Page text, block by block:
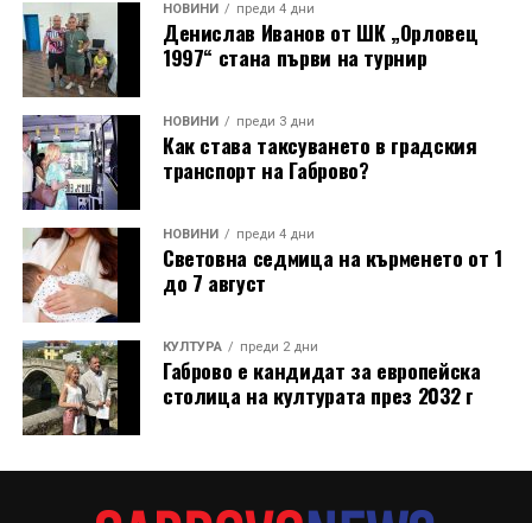
НОВИНИ преди 4 дни
Денислав Иванов от ШК „Орловец
1997“ стана първи на турнир
НОВИНИ преди 3 дни
Как става таксуването в градския
транспорт на Габрово?
НОВИНИ преди 4 дни
Световна седмица на кърменето от 1
до 7 август
КУЛТУРА преди 2 дни
Габрово е кандидат за европейска
столица на културата през 2032 г